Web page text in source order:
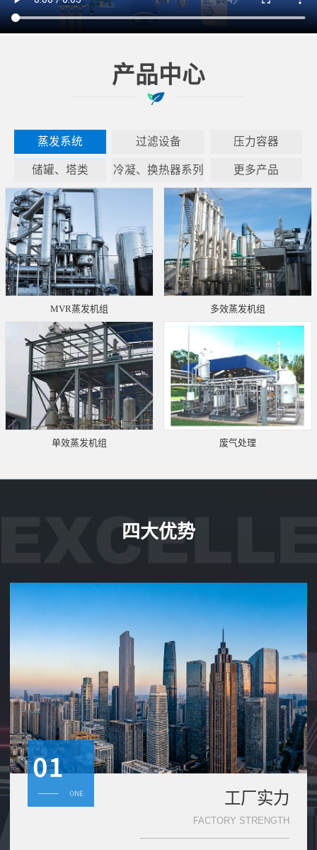
产品中心
蒸发系统 过滤设备 压力容器
储罐、塔类 冷凝、换热器系列 更多产品
MVR蒸发机组 多效蒸发机组
单效蒸发机组 废气处理
四大优势
工厂实力
FACTORY STRENGTH